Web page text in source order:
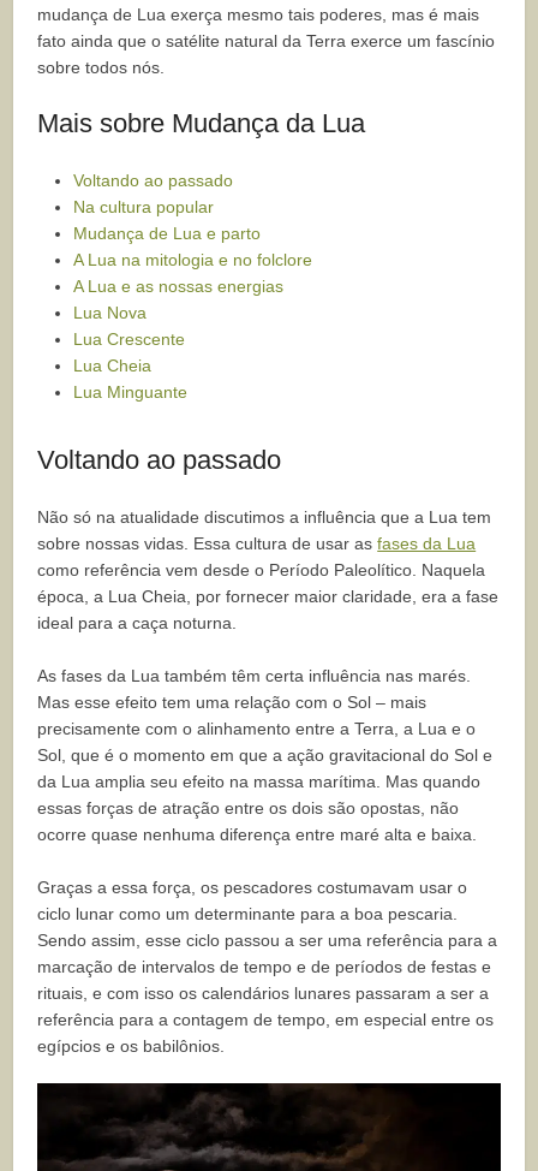
mudança de Lua exerça mesmo tais poderes, mas é mais
fato ainda que o satélite natural da Terra exerce um fascínio
sobre todos nós.
Mais sobre Mudança da Lua
Voltando ao passado
Na cultura popular
Mudança de Lua e parto
A Lua na mitologia e no folclore
A Lua e as nossas energias
Lua Nova
Lua Crescente
Lua Cheia
Lua Minguante
Voltando ao passado
Não só na atualidade discutimos a influência que a Lua tem
sobre nossas vidas. Essa cultura de usar asfases da Lua
como referência vem desde o Período Paleolítico. Naquela
época, a Lua Cheia, por fornecer maior claridade, era a fase
ideal para a caça noturna.
As fases da Lua também têm certa influência nas marés.
Mas esse efeito tem uma relação com o Sol – mais
precisamente com o alinhamento entre a Terra, a Lua e o
Sol, que é o momento em que a ação gravitacional do Sol e
da Lua amplia seu efeito na massa marítima. Mas quando
essas forças de atração entre os dois são opostas, não
ocorre quase nenhuma diferença entre maré alta e baixa.
Graças a essa força, os pescadores costumavam usar o
ciclo lunar como um determinante para a boa pescaria.
Sendo assim, esse ciclo passou a ser uma referência para a
marcação de intervalos de tempo e de períodos de festas e
rituais, e com isso os calendários lunares passaram a ser a
referência para a contagem de tempo, em especial entre os
egípcios e os babilônios.